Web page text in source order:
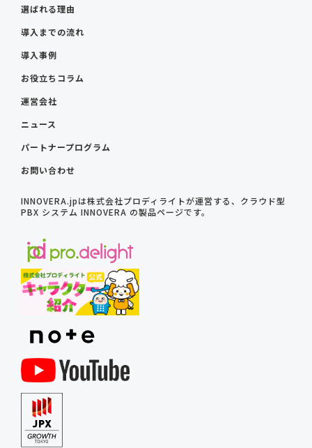
選ばれる理由
導入までの流れ
導入事例
お役立ちコラム
運営会社
ニュース
パートナープログラム
お問い合わせ
INNOVERA.jpは株式会社プロディライトが運営する、クラウド型
PBX システム INNOVERA の製品ページです。